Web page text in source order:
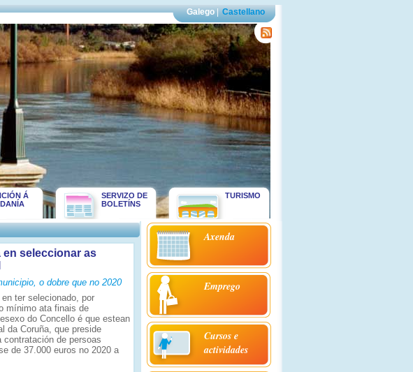
Galego| Castellano
Á
SERVIZO DE
BOLETÍNS
TURISMO
seleccionar as
o dobre que no 2020
ter selecionado, por
mínimo ata finais de
do Concello é que estean
da Coruña, que preside
de persoas
de 37.000 euros no 2020 a
Axenda
Emprego
Cursos e
actividades